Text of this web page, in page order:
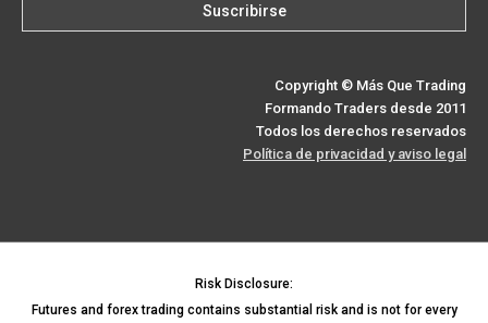
Copyright © Más Que Trading
Formando Traders desde 2011
Todos los derechos reservados
Política de privacidad y aviso legal
Risk Disclosure:
Futures and forex trading contains substantial risk and is not for every